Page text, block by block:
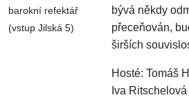
barokní refektář
(vstup Jilská 5)
bývá někdy
přeceňován,
širších
Hosté: Tomáš
Iva Ritschelová